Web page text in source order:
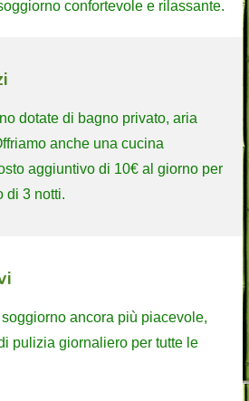
confortevole e rilassante.
dotate di bagno privato, aria
anche una cucina
aggiuntivo di 10€ al giorno per
di 3 notti.
ancora più piacevole,
pulizia giornaliero per tutte le